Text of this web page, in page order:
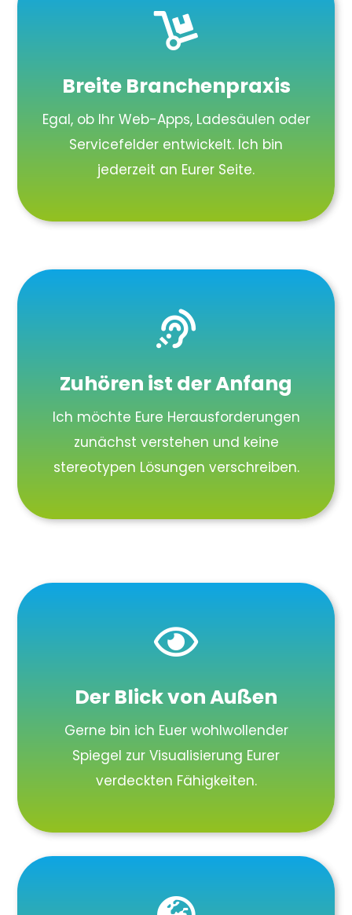

Breite Branchenpraxis
Egal, ob Ihr Web-Apps, Ladesäulen oder
Servicefelder entwickelt. Ich bin
jederzeit an Eurer Seite.

Zuhören ist der Anfang
Ich möchte Eure Herausforderungen
zunächst verstehen und keine
stereotypen Lösungen verschreiben.

Der Blick von Außen
Gerne bin ich Euer wohlwollender
Spiegel zur Visualisierung Eurer
verdeckten Fähigkeiten.